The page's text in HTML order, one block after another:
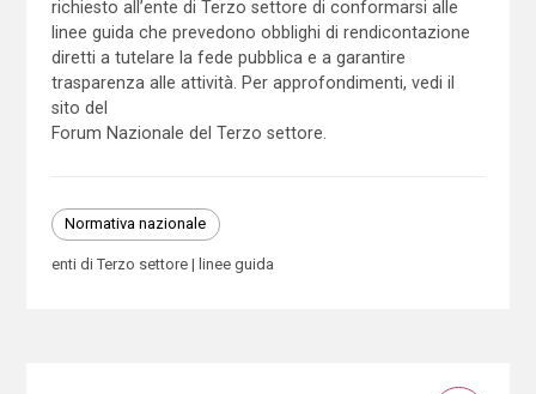
richiesto all’ente di Terzo settore di conformarsi alle
linee guida che prevedono obblighi di rendicontazione
diretti a tutelare la fede pubblica e a garantire
trasparenza alle attività. Per approfondimenti, vedi il
sito del
Forum Nazionale del Terzo settore.
Normativa nazionale
enti di Terzo settore linee guida